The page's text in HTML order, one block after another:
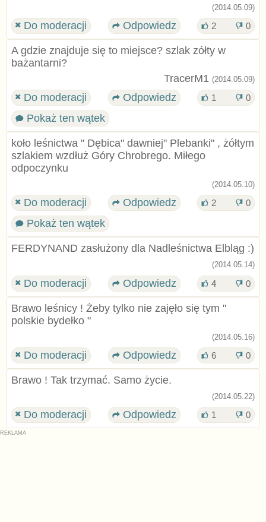
(2014.05.09)
Do moderacji Odpowiedz 2 0
A gdzie znajduje się to miejsce? szlak zółty w
bażantarni?
TracerM1 (2014.05.09)
Do moderacji Odpowiedz 1 0
Pokaż ten wątek
koło leśnictwa " Dębica" dawniej" Plebanki" , żółtym
szlakiem wzdłuż Góry Chrobrego. Miłego
odpoczynku
(2014.05.10)
Do moderacji Odpowiedz 2 0
Pokaż ten wątek
FERDYNAND zasłużony dla Nadleśnictwa Elbląg :)
(2014.05.14)
Do moderacji Odpowiedz 4 0
Brawo leśnicy ! Żeby tylko nie zajęło się tym "
polskie bydełko "
(2014.05.16)
Do moderacji Odpowiedz 6 0
Brawo ! Tak trzymać. Samo życie.
(2014.05.22)
Do moderacji Odpowiedz 1 0